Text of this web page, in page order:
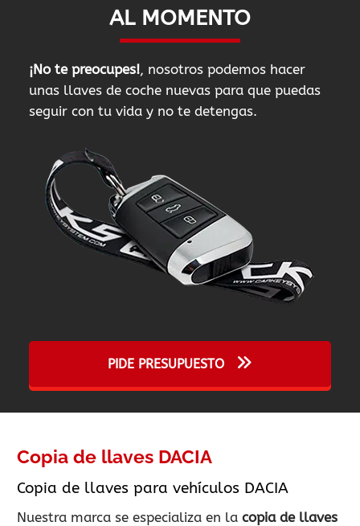
AL MOMENTO
¡No te preocupes!, nosotros podemos hacer
unas llaves de coche nuevas para que puedas
seguir con tu vida y no te detengas.
PIDE PRESUPUESTO
Copia de llaves DACIA
Copia de llaves para vehículos DACIA
Nuestra marca se especializa en la copia de llaves